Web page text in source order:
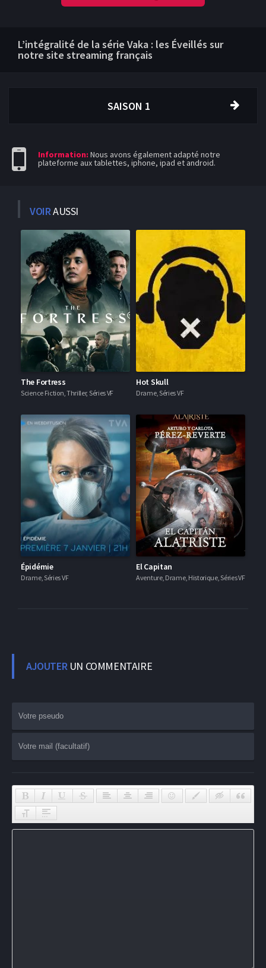
L’intégralité de la série Vaka : les Éveillés sur
notre site streaming français
SAISON 1
Information: Nous avons également adapté notre
plateforme aux tablettes, iphone, ipad et android.
VOIRAUSSI
The Fortress
Science Fiction, Thriller, Séries VF
Hot Skull
Drame, Séries VF
Épidémie
Drame, Séries VF
El Capitan
Aventure, Drame, Historique, Séries VF
AJOUTERUN COMMENTAIRE